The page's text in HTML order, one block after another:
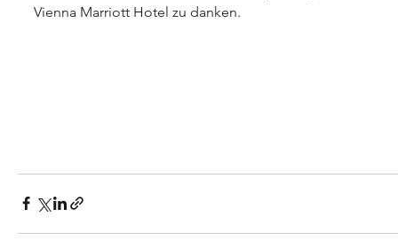
Vienna Marriott Hotel zu danken.